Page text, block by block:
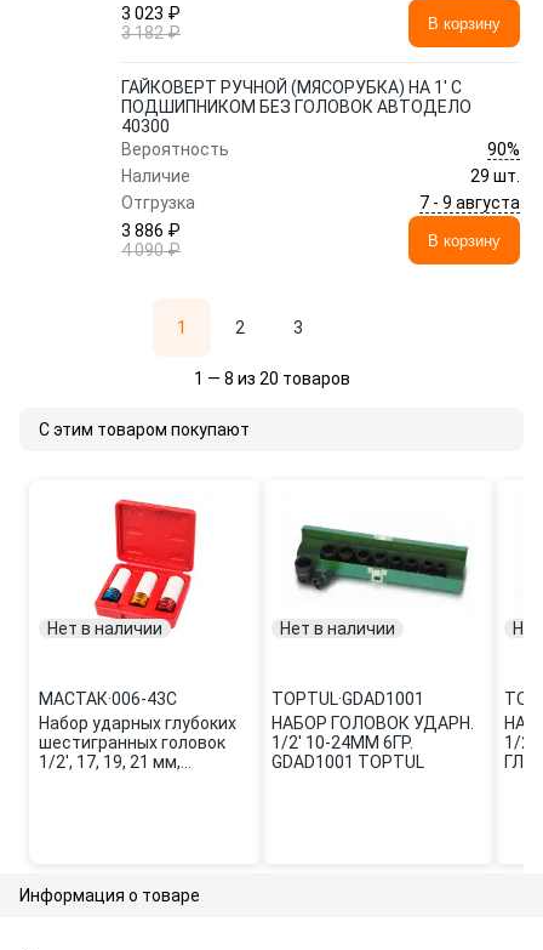
3 023 ₽
3 182 ₽
В корзину
ГАЙКОВЕРТ РУЧНОЙ (МЯСОРУБКА) НА 1' С
ПОДШИПНИКОМ БЕЗ ГОЛОВОК АВТОДЕЛО
40300
Вероятность
90%
Наличие
29 шт.
Отгрузка
7 - 9 августа
3 886 ₽
4 090 ₽
В корзину
1 2 3
1 — 8 из 20 товаров
С этим товаром покупают
Нет в наличии
МАСТАК·006-43C
Набор ударных глубоких
шестигранных головок
1/2', 17, 19, 21 мм,
Нет в наличии
TOPTUL·GDAD1001
НАБОР ГОЛОВОК УДАРН.
1/2' 10-24ММ 6ГР.
GDAD1001 TOPTUL
1/2'
Информация о товаре